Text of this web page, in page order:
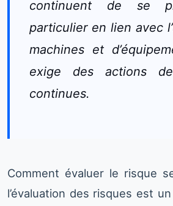
continuent de se
particulier en lien avec
machines et
exige des actions
continues.
Comment évaluer le risque
l’évaluation des risques est